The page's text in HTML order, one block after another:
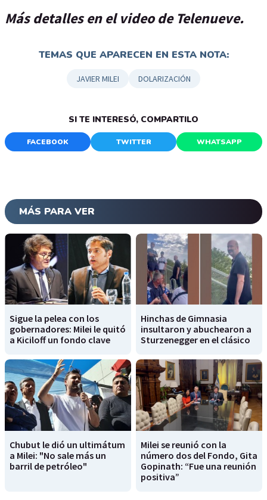
Más detalles en el video de Telenueve.
TEMAS QUE APARECEN EN ESTA NOTA:
JAVIER MILEI DOLARIZACIÓN
SI TE INTERESÓ, COMPARTILO
FACEBOOK TWITTER WHATSAPP
MÁS PARA VER
Sigue la pelea con los
gobernadores: Milei le quitó
a Kiciloff un fondo clave
Hinchas de Gimnasia
insultaron y abuchearon a
Sturzenegger en el clásico
Chubut le dió un ultimátum
a Milei: "No sale más un
barril de petróleo"
Milei se reunió con la
número dos del Fondo, Gita
Gopinath: “Fue una reunión
positiva”